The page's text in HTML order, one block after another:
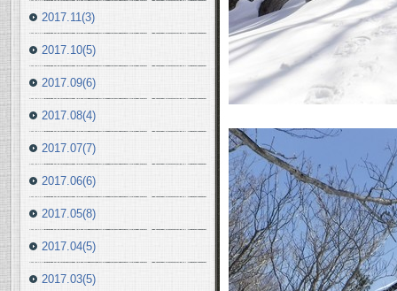
2017.11(3)
2017.10(5)
2017.09(6)
2017.08(4)
2017.07(7)
2017.06(6)
2017.05(8)
2017.04(5)
2017.03(5)